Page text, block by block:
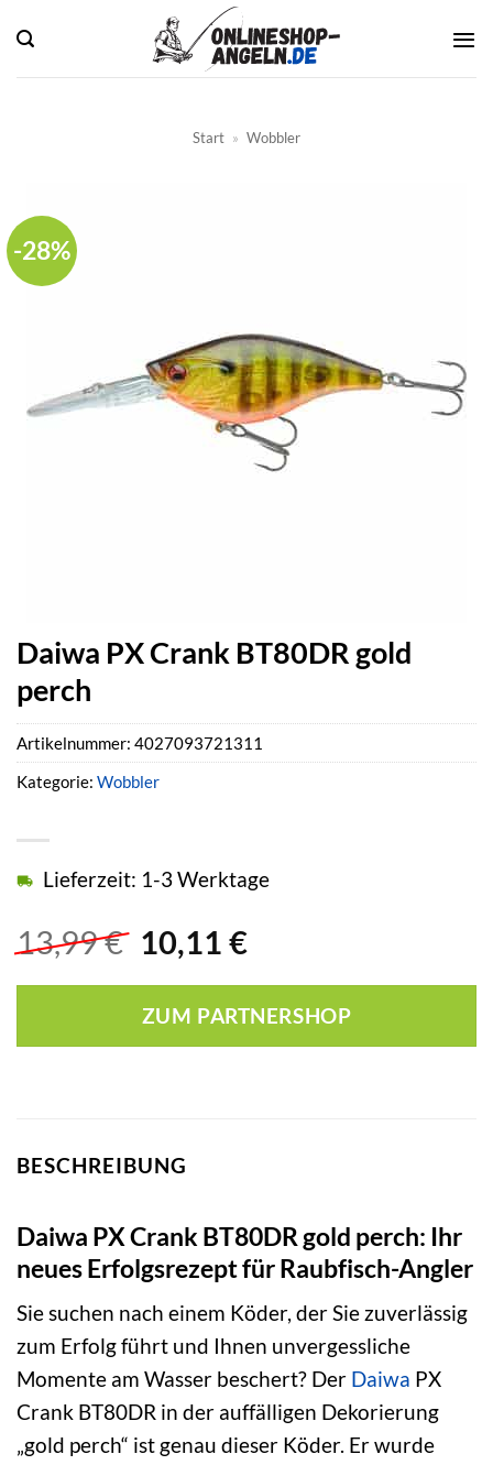
Inhalt
springen
Start » Wobbler
-28%
Daiwa PX Crank BT80DR gold
perch
13,99€ Ursprünglicher
war:
13,99 €
10,11 €Aktueller
ist:
10,11 €.
Lieferzeit: 1-3 Werktage
ZUM PARTNERSHOP
Artikelnummer: 4027093721311
Kategorie: Wobbler
BESCHREIBUNG
Daiwa PX Crank BT80DR gold perch: Ihr
neues Erfolgsrezept für Raubfisch-Angler
Sie suchen nach einem Köder, der Sie zuverlässig
zum Erfolg führt und Ihnen unvergessliche
Momente am Wasser beschert? Der Daiwa PX
Crank BT80DR in der auffälligen Dekorierung
„gold perch“ ist genau dieser Köder. Er wurde